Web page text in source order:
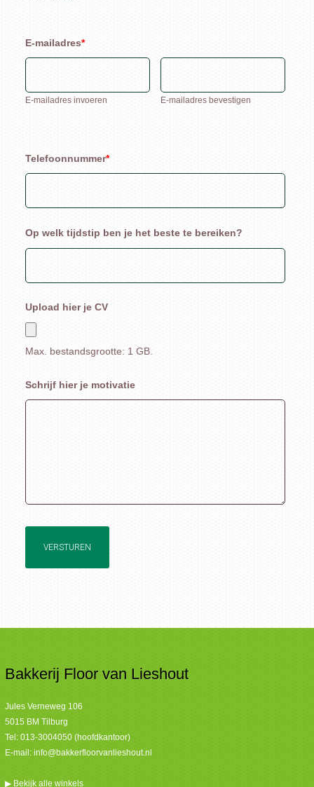
E-mailadres*
E-mailadres invoeren E-mailadres bevestigen
Telefoonnummer*
Op welk tijdstip ben je het beste te bereiken?
Upload hier je CV
Max. bestandsgrootte: 1 GB.
Schrijf hier je motivatie
VERSTUREN
Bakkerij Floor van Lieshout
Jules Verneweg 106
5015 BM Tilburg
Tel: 013-3004050 (hoofdkantoor)
E-mail: info@bakkerfloorvanlieshout.nl
▶ Bekijk alle winkels